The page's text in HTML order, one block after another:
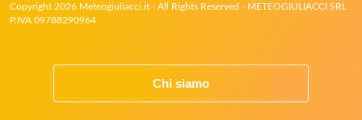
Copyright 2026 Meteogiuliacci.it - All Rights Reserved - METEOGIULIACCI SRL
P.IVA 09788290964
Chi siamo